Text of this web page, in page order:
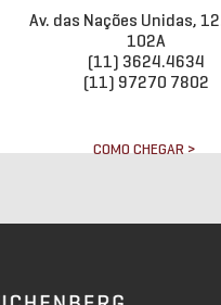
Av. das Nações Unidas,
102A
(11) 3624.4634
(11) 97270 7802
COMO CHEGAR >